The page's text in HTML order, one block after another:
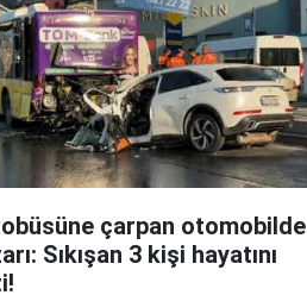
çarpan otomobilde
Sıkışan 3 kişi hayatını